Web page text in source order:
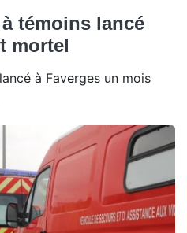
témoins lancé
mortel
à Faverges un mois